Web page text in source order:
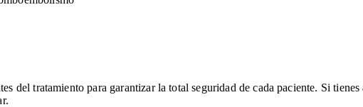
del tratamiento para garantizar la total seguridad de cada paciente. Si